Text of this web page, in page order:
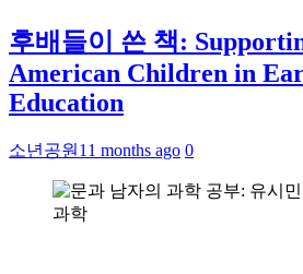
후배들이 쓴 책:
American Children in
Education
소년공원 11 months ago 0